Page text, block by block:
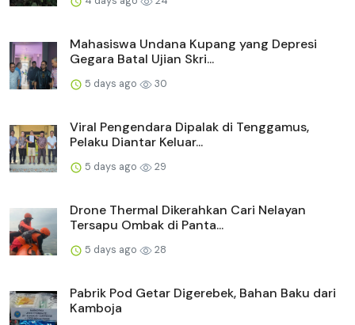
Mahasiswa Undana Kupang yang Depresi
Gegara Batal Ujian Skri...
5 days ago 30
Viral Pengendara Dipalak di Tenggamus,
Pelaku Diantar Keluar...
5 days ago 29
Drone Thermal Dikerahkan Cari Nelayan
Tersapu Ombak di Panta...
5 days ago 28
Pabrik Pod Getar Digerebek, Bahan Baku dari
Kamboja